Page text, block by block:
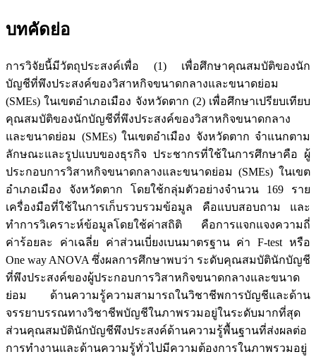
บทคัดย่อ
การวิจัยนี้มีวัตถุประสงค์เพื่อ (1) เพื่อศึกษาคุณสมบัติของนัก
บัญชีที่พึงประสงค์ของวิสาหกิจขนาดกลางและขนาดย่อม
(SMEs) ในเขตอำเภอเมือง จังหวัดตาก (2) เพื่อศึกษาเปรียบเทียบ
คุณสมบัติของนักบัญชีที่พึงประสงค์ของวิสาหกิจขนาดกลาง
และขนาดย่อม (SMEs) ในเขตอำเมือง จังหวัดตาก จำแนกตาม
ลักษณะและรูปแบบของธุรกิจ ประชากรที่ใช้ในการศึกษาคือ ผู้
ประกอบการวิสาหกิจขนาดกลางและขนาดย่อม (SMEs) ในเขต
อำเภอเมือง จังหวัดตาก โดยใช้กลุ่มตัวอย่างจำนวน 169 ราย
เครื่องมือที่ใช้ในการเก็บรวบรวมข้อมูล คือแบบสอบถาม และ
ทำการวิเคราะห์ข้อมูลโดยใช้ค่าสถิติ คือการแจกแจงความถี่
ค่าร้อยละ ค่าเฉลี่ย ค่าส่วนเบี่ยงเบนมาตรฐาน ค่า F-test หรือ
One way ANOVA ซึ่งผลการศึกษาพบว่า ระดับคุณสมบัตินักบัญชี
ที่พึงประสงค์ของผู้ประกอบการวิสาหกิจขนาดกลางและขนาด
ย่อม ด้านความรู้ความสามารถในวิชาชีพการบัญชีและด้าน
จรรยาบรรณทางวิชาชีพบัญชีในภาพรวมอยู่ในระดับมากที่สุด
ส่วนคุณสมบัตินักบัญชีพึงประสงค์ด้านความรู้พื้นฐานที่ส่งผลต่อ
การทำงานและด้านความรู้ทั่วไปมีความต้องการในภาพรวมอยู่